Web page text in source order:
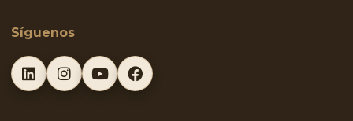
Síguenos